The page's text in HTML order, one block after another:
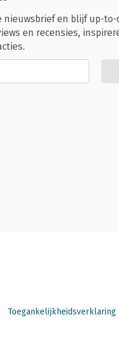
nieuwsbrief en blijf up-
en recensies,
Toegankelijkheidsverklaring